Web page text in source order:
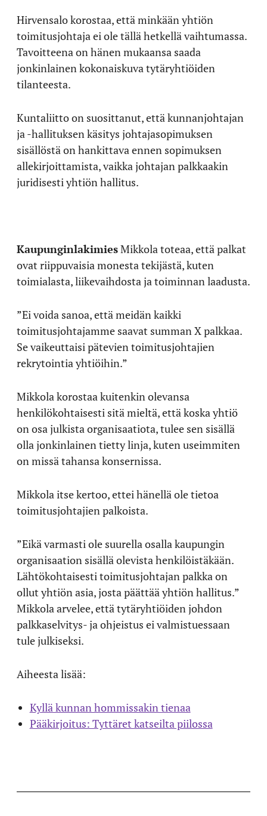
Hirvensalo korostaa, että minkään yhtiön
toimitusjohtaja ei ole tällä hetkellä vaihtumassa.
Tavoitteena on hänen mukaansa saada
jonkinlainen kokonaiskuva tytäryhtiöiden
tilanteesta.
Kuntaliitto on suosittanut, että kunnanjohtajan
ja -hallituksen käsitys johtajasopimuksen
sisällöstä on hankittava ennen sopimuksen
allekirjoittamista, vaikka johtajan palkkaakin
juridisesti yhtiön hallitus.
KaupunginlakimiesMikkola toteaa, että palkat
ovat riippuvaisia monesta tekijästä, kuten
toimialasta, liikevaihdosta ja toiminnan laadusta.
”Ei voida sanoa, että meidän kaikki
toimitusjohtajamme saavat summan X palkkaa.
Se vaikeuttaisi pätevien toimitusjohtajien
rekrytointia yhtiöihin.”
Mikkola korostaa kuitenkin olevansa
henkilökohtaisesti sitä mieltä, että koska yhtiö
on osa julkista organisaatiota, tulee sen sisällä
olla jonkinlainen tietty linja, kuten useimmiten
on missä tahansa konsernissa.
Mikkola itse kertoo, ettei hänellä ole tietoa
toimitusjohtajien palkoista.
”Eikä varmasti ole suurella osalla kaupungin
organisaation sisällä olevista henkilöistäkään.
Lähtökohtaisesti toimitusjohtajan palkka on
ollut yhtiön asia, josta päättää yhtiön hallitus.”
Mikkola arvelee, että tytäryhtiöiden johdon
palkkaselvitys- ja ohjeistus ei valmistuessaan
tule julkiseksi.
Aiheesta lisää:
Kyllä kunnan hommissakin tienaa
Pääkirjoitus: Tyttäret katseilta piilossa